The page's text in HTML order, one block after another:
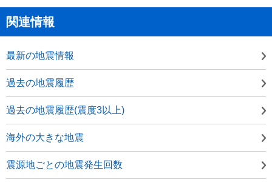
関連情報
最新の地震情報
過去の地震履歴
過去の地震履歴(震度3以上)
海外の大きな地震
震源地ごとの地震発生回数